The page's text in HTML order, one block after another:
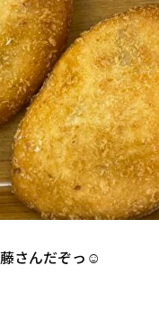
さんだぞっ☺